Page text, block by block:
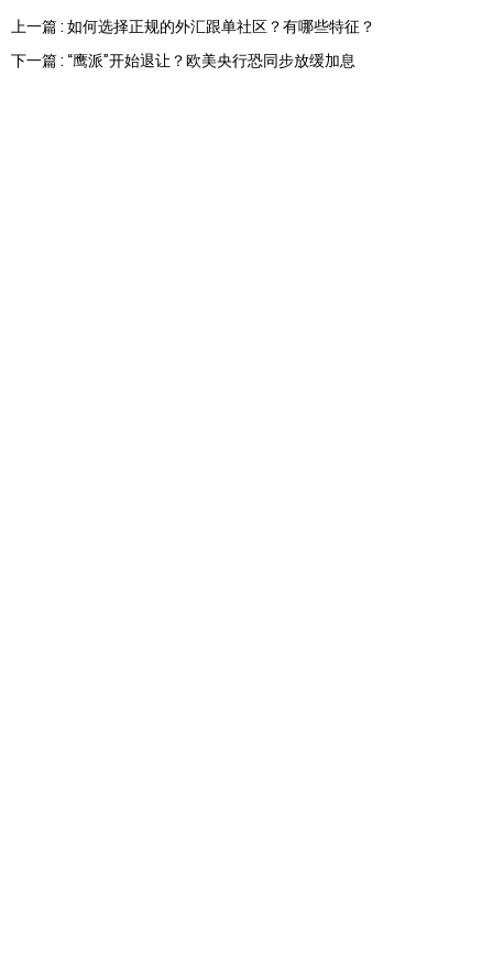
上一篇 : 如何选择正规的外汇跟单社区？有哪些特征？
下一篇 : “鹰派”开始退让？欧美央行恐同步放缓加息